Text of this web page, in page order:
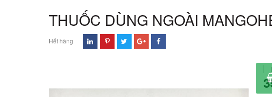
THUỐC DÙNG NGOÀI
Hết hàng